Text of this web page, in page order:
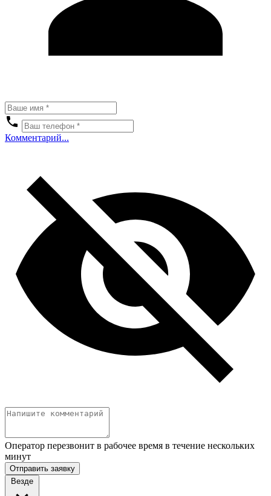
Комментарий...
Оператор перезвонит в рабочее время в течение нескольких
минут
Отправить заявку
Везде